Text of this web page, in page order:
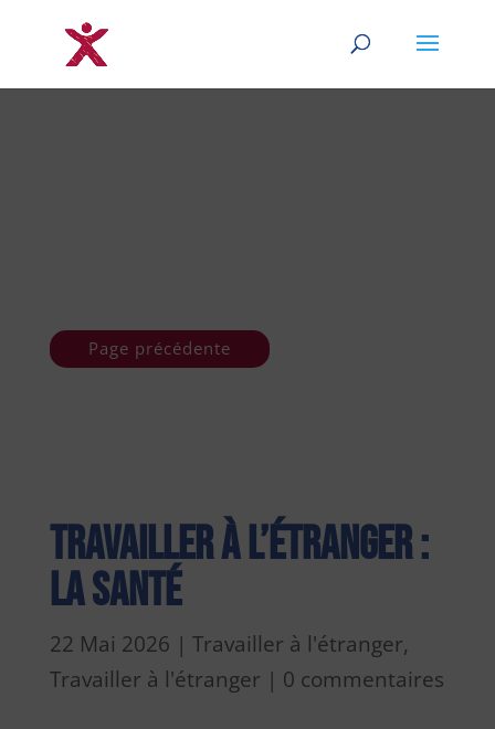
Page précédente
Travailler à l’étranger :
la santé
22 Mai 2026 | Travailler à l'étranger,
Travailler à l'étranger | 0 commentaires